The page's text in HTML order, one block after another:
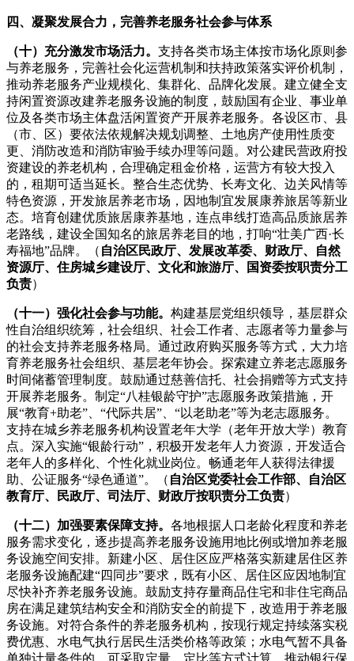
四、凝聚发展合力，完善养老服务社会参与体系
（十）充分激发市场活力。 支持各类市场主体按市场化原则参
与养老服务，完善社会化运营机制和扶持政策落实评价机制，
推动养老服务产业规模化、集群化、品牌化发展。建立健全支
持闲置资源改建养老服务设施的制度，鼓励国有企业、事业单
位及各类市场主体盘活闲置资产开展养老服务。各设区市、县
（市、区）要依法依规解决规划调整、土地房产使用性质变
更、消防改造和消防审验手续办理等问题。对公建民营政府投
资建设的养老机构，合理确定租金价格，运营方有较大投入
的，租期可适当延长。整合生态优势、长寿文化、边关风情等
特色资源，开发旅居养老市场，因地制宜发展康养旅居等新业
态。培育创建优质旅居康养基地，连点串线打造高品质旅居养
老路线，建设全国知名的旅居养老目的地，打响“壮美广西·长
寿福地”品牌。（ 自治区民政厅、发展改革委、财政厅、自然
资源厅、住房城乡建设厅、文化和旅游厅、国资委按职责分工
负责）
（十一）强化社会参与功能。 构建基层党组织领导，基层群众
性自治组织统筹，社会组织、社会工作者、志愿者等力量参与
的社会支持养老服务格局。通过政府购买服务等方式，大力培
育养老服务社会组织、基层老年协会。探索建立养老志愿服务
时间储蓄管理制度。鼓励通过慈善信托、社会捐赠等方式支持
开展养老服务。制定“八桂银龄守护”志愿服务政策措施，开
展“教育+助老”、“代际共居”、“以老助老”等为老志愿服务。
支持在城乡养老服务机构设置老年大学（老年开放大学）教育
点。深入实施“银龄行动”，积极开发老年人力资源，开发适合
老年人的多样化、个性化就业岗位。畅通老年人获得法律援
助、公证服务“绿色通道”。（ 自治区党委社会工作部、自治区
教育厅、民政厅、司法厅、财政厅按职责分工负责）
（十二）加强要素保障支持。 各地根据人口老龄化程度和养老
服务需求变化，逐步提高养老服务设施用地比例或增加养老服
务设施空间安排。新建小区、居住区应严格落实新建居住区养
老服务设施配建“四同步”要求，既有小区、居住区应因地制宜
尽快补齐养老服务设施。鼓励支持存量商品住宅和非住宅商品
房在满足建筑结构安全和消防安全的前提下，改造用于养老服
务设施。对符合条件的养老服务机构，按现行规定持续落实税
费优惠、水电气执行居民生活类价格等政策；水电气暂不具备
单独计量条件的，可采取定量、定比等方式计算。推动银行保